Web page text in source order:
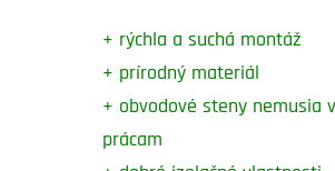
+ rýchla a suchá montáž
+ prírodný materiál
+ obvodové steny nemusia
prácam